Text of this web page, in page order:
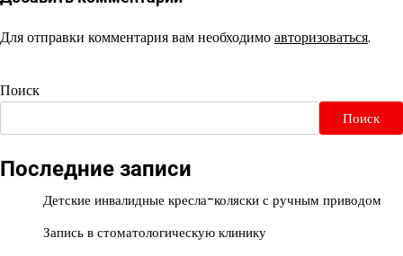
Для отправки комментария вам необходимоавторизоваться.
Поиск
Поиск
Последние записи
Детские инвалидные кресла-коляски с ручным приводом
Запись в стоматологическую клинику